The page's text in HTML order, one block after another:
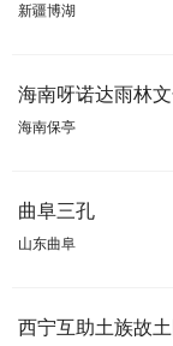
新疆博湖
海南呀诺达雨林
海南保亭
曲阜三孔
山东曲阜
西宁互助土族故土